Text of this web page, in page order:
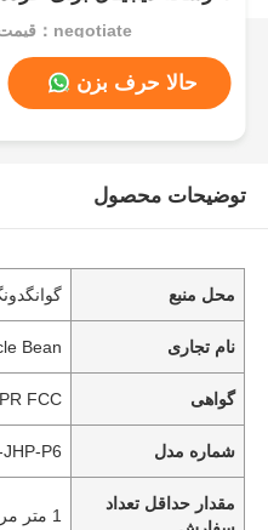
مرکز نمایشگاه
قیمت：negotiate
حالا حرف بزن
توضیحات محصول
محل منبع
نام تجاری Bean
گواهی FCC
شماره مدل P6
مقدار حداقل تعداد
1 متر مربع